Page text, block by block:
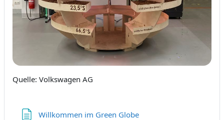
Quelle: Volkswagen AG
Willkommen im Green GlobeTextseite